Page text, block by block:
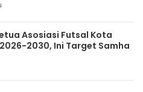
Asosiasi Futsal Kota
2030, Ini Target Samha